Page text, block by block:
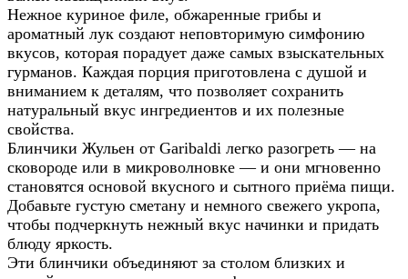
Нежное куриное филе, обжаренные грибы и
ароматный лук создают неповторимую симфонию
вкусов, которая порадует даже самых взыскательных
гурманов. Каждая порция приготовлена с душой и
вниманием к деталям, что позволяет сохранить
натуральный вкус ингредиентов и их полезные
свойства.
Блинчики Жульен от Garibaldi легко разогреть — на
сковороде или в микроволновке — и они мгновенно
становятся основой вкусного и сытного приёма пищи.
Добавьте густую сметану и немного свежего укропа,
чтобы подчеркнуть нежный вкус начинки и придать
блюду яркость.
Эти блинчики объединяют за столом близких и